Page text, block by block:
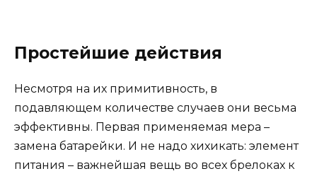
Простейшие действия
Несмотря на их примитивность, в
подавляющем количестве случаев они весьма
эффективны. Первая применяемая мера –
замена батарейки. И не надо хихикать: элемент
питания – важнейшая вещь во всех брелоках к